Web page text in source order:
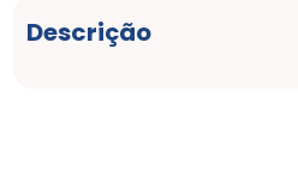
Descrição